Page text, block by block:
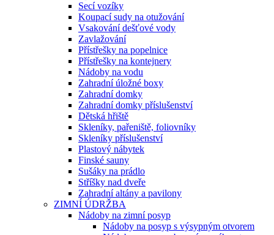
Secí vozíky
Koupací sudy na otužování
Vsakování dešťové vody
Zavlažování
Přístřešky na popelnice
Přístřešky na kontejnery
Nádoby na vodu
Zahradní úložné boxy
Zahradní domky
Zahradní domky příslušenství
Dětská hřiště
Skleníky, pařeniště, foliovníky
Skleníky příslušenství
Plastový nábytek
Finské sauny
Sušáky na prádlo
Stříšky nad dveře
Zahradní altány a pavilony
ZIMNÍ ÚDRŽBA
Nádoby na zimní posyp
Nádoby na posyp s výsypným otvorem